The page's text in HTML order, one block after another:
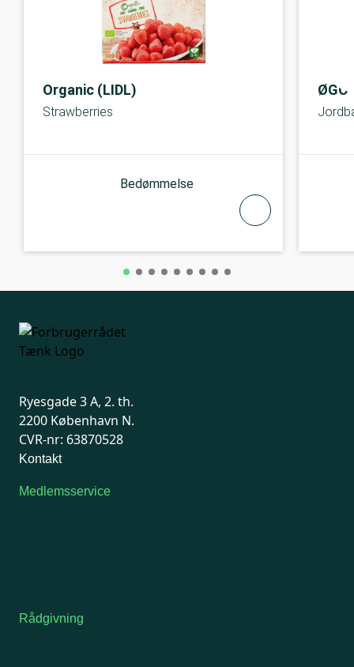
Organic (LIDL)
Strawberries
Bedømmelse
ØGO
Ryesgade 3 A, 2. th.
2200 København N.
CVR-nr: 63870528
Kontakt
Medlemsservice
Rådgivning